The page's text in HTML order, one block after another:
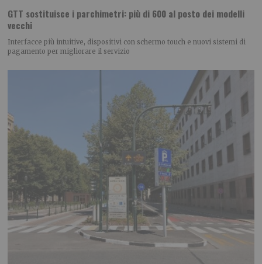
GTT sostituisce i parchimetri: più di 600 al posto dei modelli
vecchi
Interfacce più intuitive, dispositivi con schermo touch e nuovi sistemi di
pagamento per migliorare il servizio